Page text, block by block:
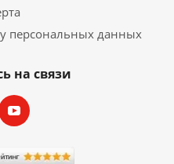
персональных данных
на связи